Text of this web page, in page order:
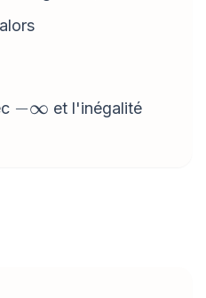
-
−∞ et l'inégalité